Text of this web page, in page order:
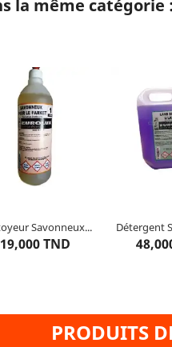
la même catégorie :
Savonneux...
19,000 TND
articles restants Détergent
Propriété
Capacité
5
PRODUITS